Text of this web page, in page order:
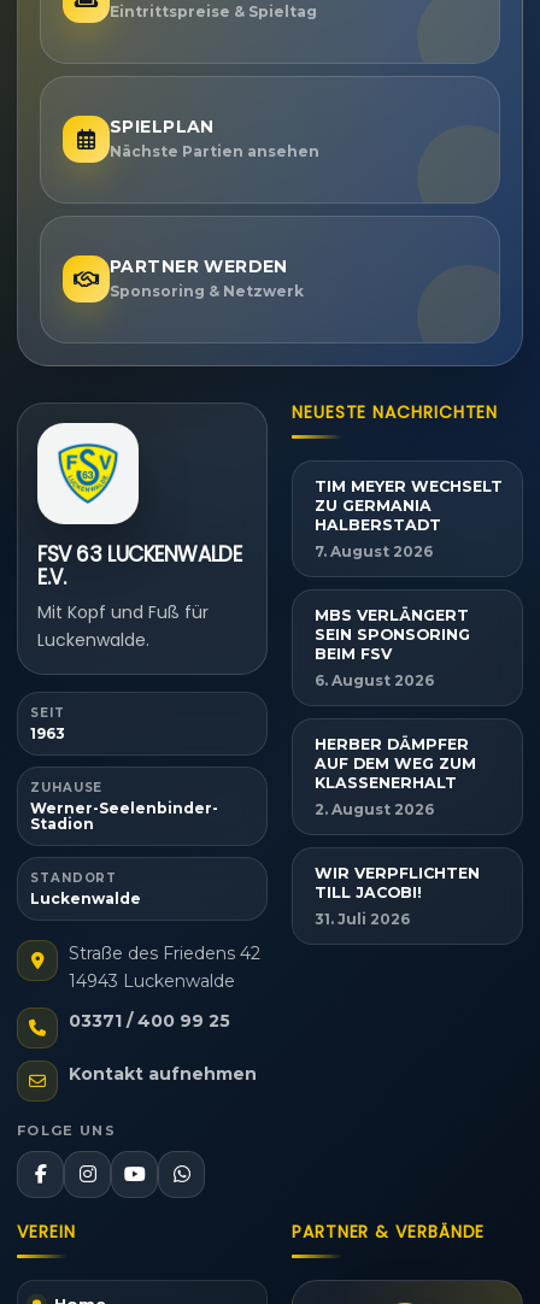
Eintrittspreise & Spieltag
SPIELPLAN
Nächste Partien ansehen
PARTNER WERDEN
Sponsoring & Netzwerk
FSV 63 LUCKENWALDE
E.V.
Mit Kopf und Fuß für
Luckenwalde.
SEIT
1963
ZUHAUSE
Werner-Seelenbinder-
Stadion
STANDORT
Luckenwalde
Straße des Friedens 42
14943 Luckenwalde
03371 / 400 99 25
Kontakt aufnehmen
FOLGE UNS
NEUESTE NACHRICHTEN
TIM MEYER WECHSELT
ZU GERMANIA
HALBERSTADT
7. August 2026
MBS VERLÄNGERT
SEIN SPONSORING
BEIM FSV
6. August 2026
HERBER DÄMPFER
AUF DEM WEG ZUM
KLASSENERHALT
2. August 2026
WIR VERPFLICHTEN
TILL JACOBI!
31. Juli 2026
VEREIN PARTNER & VERBÄNDE